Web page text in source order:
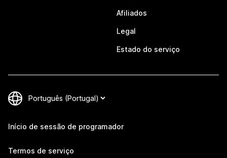
Afiliados
Legal
Estado do serviço
Início de sessão de programador
Termos de serviço